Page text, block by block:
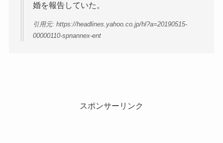
婚を報告していた。
引用元: https://headlines.yahoo.co.jp/hl?a=20190515-
00000110-spnannex-ent
スポンサーリンク